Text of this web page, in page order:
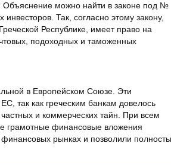
Объяснение можно найти в законе под №
Так, согласно этому закону,
Республике, имеет право на
подоходных и таможенных
в Европейском Союзе. Эти
так как греческим банкам довелось
и коммерческих тайн. При всем
грамотные финансовые вложения
рынках и позволили